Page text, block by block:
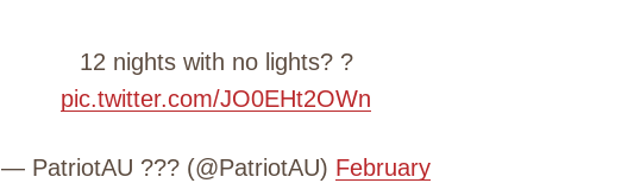
12 nights with no lights? ?
pic.twitter.com/JO0EHt2OWn
— PatriotAU ??? (@PatriotAU) February